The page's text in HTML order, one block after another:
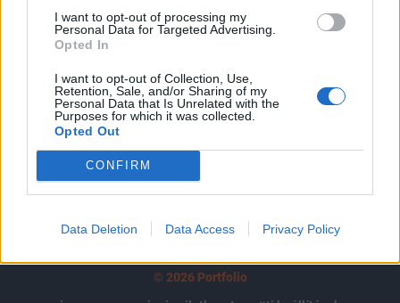
I want to opt-out of processing my
Personal Data for Targeted Advertising.
Opted In
I want to opt-out of Collection, Use,
Retention, Sale, and/or Sharing of my
Personal Data that Is Unrelated with the
Purposes for which it was collected.
Opted Out
CONFIRM
Data Deletion Data Access Privacy Policy
kötéslistái
Előfizetés
MÁR ELŐFIZETŐNK VAGY?
© 2026 Portfolio